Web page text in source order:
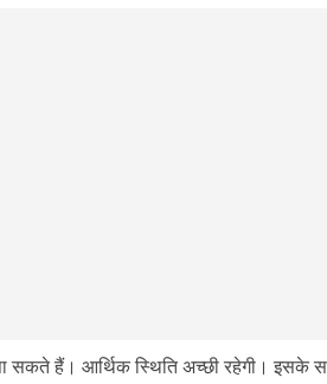
हैं। आर्थिक स्थिति अच्छी रहेगी। इसके